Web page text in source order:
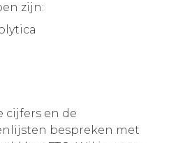
zijn:
cijfers en de
bespreken met